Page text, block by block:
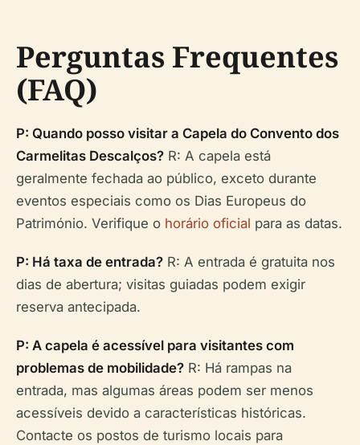
Perguntas Frequentes
(FAQ)
P: Quando posso visitar a Capela do Convento dos
Carmelitas Descalços? R: A capela está
geralmente fechada ao público, exceto durante
eventos especiais como os Dias Europeus do
Património. Verifique o horário oficial para as datas.
P: Há taxa de entrada? R: A entrada é gratuita nos
dias de abertura; visitas guiadas podem exigir
reserva antecipada.
P: A capela é acessível para visitantes com
problemas de mobilidade? R: Há rampas na
entrada, mas algumas áreas podem ser menos
acessíveis devido a características históricas.
Contacte os postos de turismo locais para